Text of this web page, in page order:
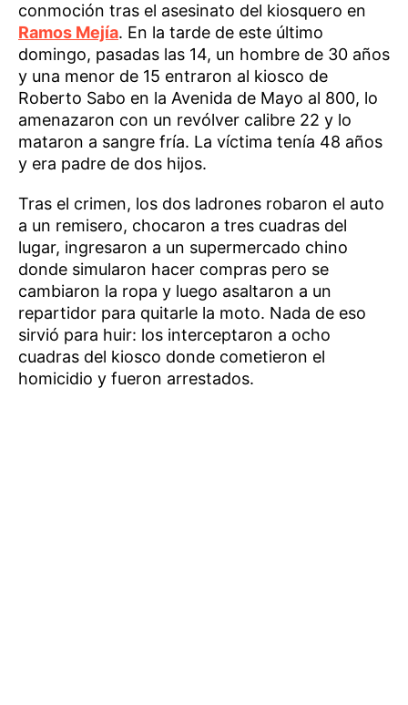
conmoción tras el asesinato del kiosquero en
Ramos Mejía. En la tarde de este último
domingo, pasadas las 14, un hombre de 30 años
y una menor de 15 entraron al kiosco de
Roberto Sabo en la Avenida de Mayo al 800, lo
amenazaron con un revólver calibre 22 y lo
mataron a sangre fría. La víctima tenía 48 años
y era padre de dos hijos.
Tras el crimen, los dos ladrones robaron el auto
a un remisero, chocaron a tres cuadras del
lugar, ingresaron a un supermercado chino
donde simularon hacer compras pero se
cambiaron la ropa y luego asaltaron a un
repartidor para quitarle la moto. Nada de eso
sirvió para huir: los interceptaron a ocho
cuadras del kiosco donde cometieron el
homicidio y fueron arrestados.